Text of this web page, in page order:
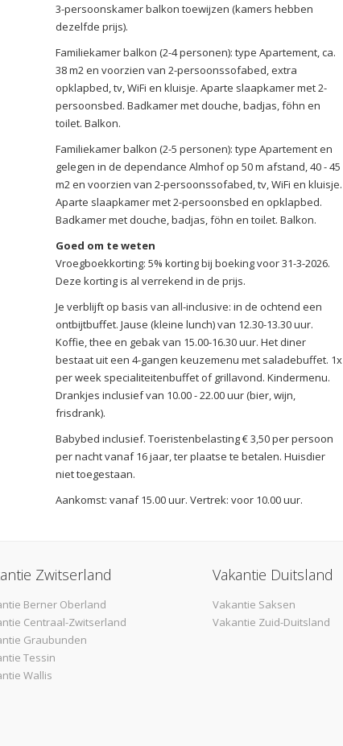
3-persoonskamer balkon toewijzen (kamers hebben
dezelfde prijs).
Familiekamer balkon (2-4 personen): type Apartement, ca.
38 m2 en voorzien van 2-persoonssofabed, extra
opklapbed, tv, WiFi en kluisje. Aparte slaapkamer met 2-
persoonsbed. Badkamer met douche, badjas, föhn en
toilet. Balkon.
Familiekamer balkon (2-5 personen): type Apartement en
gelegen in de dependance Almhof op 50 m afstand, 40 - 45
m2 en voorzien van 2-persoonssofabed, tv, WiFi en kluisje.
Aparte slaapkamer met 2-persoonsbed en opklapbed.
Badkamer met douche, badjas, föhn en toilet. Balkon.
Goed om te weten
Vroegboekkorting: 5% korting bij boeking voor 31-3-2026.
Deze korting is al verrekend in de prijs.
Je verblijft op basis van all-inclusive: in de ochtend een
ontbijtbuffet. Jause (kleine lunch) van 12.30-13.30 uur.
Koffie, thee en gebak van 15.00-16.30 uur. Het diner
bestaat uit een 4-gangen keuzemenu met saladebuffet. 1x
per week specialiteitenbuffet of grillavond. Kindermenu.
Drankjes inclusief van 10.00 - 22.00 uur (bier, wijn,
frisdrank).
Babybed inclusief. Toeristenbelasting € 3,50 per persoon
per nacht vanaf 16 jaar, ter plaatse te betalen. Huisdier
niet toegestaan.
Aankomst: vanaf 15.00 uur. Vertrek: voor 10.00 uur.
Zwitserland
Berner Oberland
Centraal-Zwitserland
Graubunden
Tessin
Wallis
Vakantie Duitsland
Vakantie Saksen
Vakantie Zuid-Duitsland